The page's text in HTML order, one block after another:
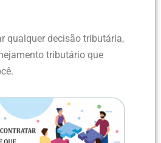
qualquer decisão tributária,
tributário que